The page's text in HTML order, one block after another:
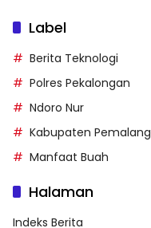
Label
Berita Teknologi
Polres Pekalongan
Ndoro Nur
Kabupaten Pemalang
Manfaat Buah
Halaman
Indeks Berita